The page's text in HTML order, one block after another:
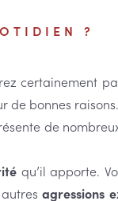
?
certainement
de bonnes raisons.
de
qu’il apporte.
agressions